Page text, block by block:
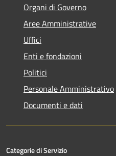
Organi di Governo
Aree Amministrative
Uffici
Enti e fondazioni
Politici
Personale Amministrativo
Documenti e dati
Categorie di Servizio